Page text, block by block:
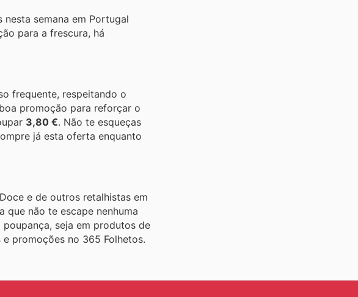
semana em Portugal
para a frescura, há
frequente, respeitando o
promoção para reforçar o
3,80 €. Não te esqueças
já esta oferta enquanto
e de outros retalhistas em
que não te escape nenhuma
seja em produtos de
promoções no 365 Folhetos.